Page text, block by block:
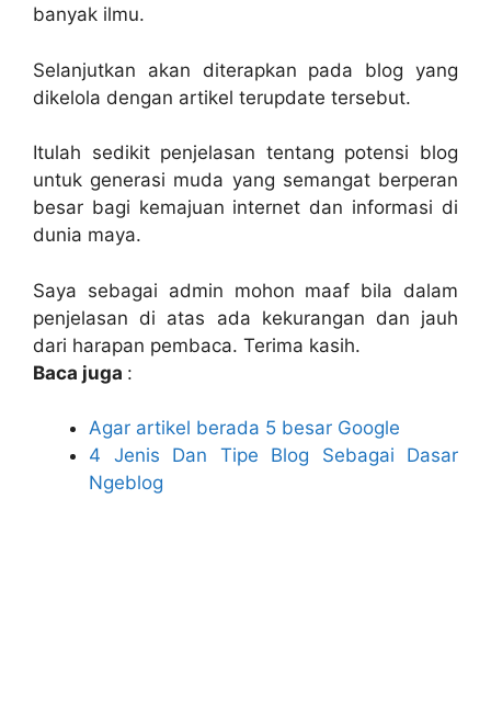
banyak ilmu.
Selanjutkan akan diterapkan pada blog yang
dikelola dengan artikel terupdate tersebut.
Itulah sedikit penjelasan tentang potensi blog
untuk generasi muda yang semangat berperan
besar bagi kemajuan internet dan informasi di
dunia maya.
Saya sebagai admin mohon maaf bila dalam
penjelasan di atas ada kekurangan dan jauh
dari harapan pembaca. Terima kasih.
Baca juga :
Agar artikel berada 5 besar Google
4 Jenis Dan Tipe Blog Sebagai Dasar
Ngeblog